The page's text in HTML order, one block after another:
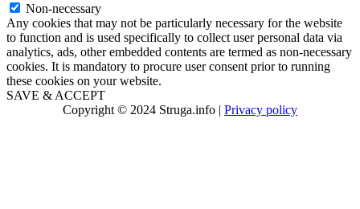
Non-necessary
Any cookies that may not be particularly necessary for the website
to function and is used specifically to collect user personal data via
analytics, ads, other embedded contents are termed as non-necessary
cookies. It is mandatory to procure user consent prior to running
these cookies on your website.
SAVE & ACCEPT
Copyright © 2024 Struga.info | Privacy policy